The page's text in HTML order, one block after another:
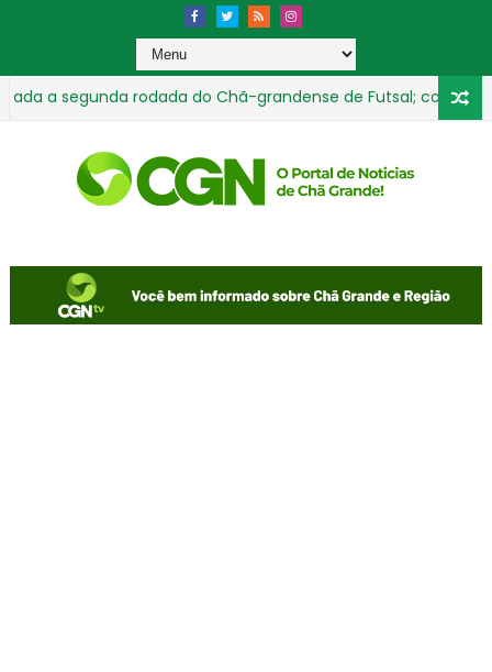
a segunda rodada do Chã-grandense de Futsal; confira os